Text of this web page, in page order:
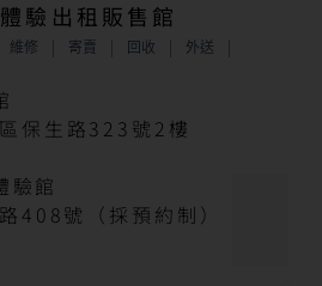
驗出租販售館
維修 寄賣 回收 外送
保生路323號2樓
驗館
408號（採預約制）